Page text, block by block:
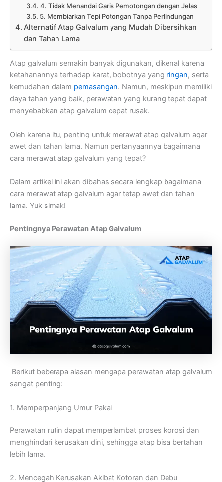
4. Tidak Menandai Garis Pemotongan dengan Jelas
5. Membiarkan Tepi Potongan Tanpa Perlindungan
Alternatif Atap Galvalum yang Mudah Dibersihkan
dan Tahan Lama
Atap galvalum semakin banyak digunakan, dikenal karena
ketahanannya terhadap karat, bobotnya yang ringan, serta
kemudahan dalam pemasangan. Namun, meskipun memiliki
daya tahan yang baik, perawatan yang kurang tepat dapat
menyebabkan atap galvalum cepat rusak.
Oleh karena itu, penting untuk merawat atap galvalum agar
awet dan tahan lama. Namun pertanyaannya bagaimana
cara merawat atap galvalum yang tepat?
Dalam artikel ini akan dibahas secara lengkap bagaimana
cara merawat atap galvalum agar tetap awet dan tahan
lama. Yuk simak!
Pentingnya Perawatan Atap Galvalum
Berikut beberapa alasan mengapa perawatan atap galvalum
sangat penting:
1. Memperpanjang Umur Pakai
Perawatan rutin dapat memperlambat proses korosi dan
menghindari kerusakan dini, sehingga atap bisa bertahan
lebih lama.
2. Mencegah Kerusakan Akibat Kotoran dan Debu